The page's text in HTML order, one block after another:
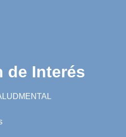
de Interés